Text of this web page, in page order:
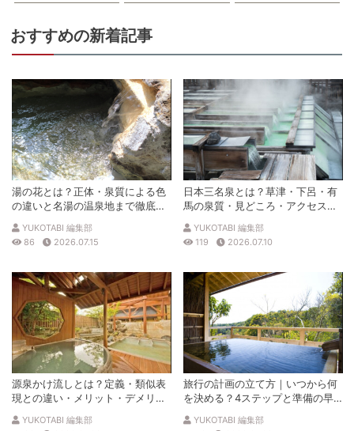
おすすめの新着記事
湯の花とは？正体・泉質による色
の違いと名湯の温泉地まで徹底解
YUKOTABI 編集部
86
2026.07.15
日本三名泉とは？草津・下呂・有
馬の泉質・見どころ・アクセスを
YUKOTABI 編集部
119
2026.07.10
源泉かけ流しとは？定義・類似表
現との違い・メリット・デメリッ
トを解説
YUKOTABI 編集部
旅行の計画の立て方｜いつから何
を決める？4ステップと準備の早
見表
YUKOTABI 編集部